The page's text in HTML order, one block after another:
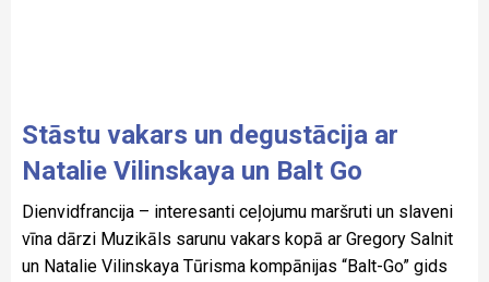
Stāstu vakars un degustācija ar
Natalie Vilinskaya un Balt Go
Dienvidfrancija – interesanti ceļojumu maršruti un slaveni
vīna dārzi Muzikāls sarunu vakars kopā ar Gregory Salnit
un Natalie Vilinskaya Tūrisma kompānijas “Balt-Go” gids